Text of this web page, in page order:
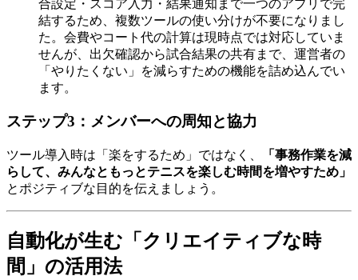
合設定・スコア入力・結果通知まで一つのアプリで完
結するため、複数ツールの使い分けが不要になりまし
た。会費やコート代の計算は現時点では対応していま
せんが、出欠確認から試合結果の共有まで、運営者の
「やりたくない」を減らすための機能を詰め込んでい
ます。
ステップ3：メンバーへの周知と協力
ツール導入時は「楽をするため」ではなく、
「事務作業を減
らして、みんなともっとテニスを楽しむ時間を増やすため」
とポジティブな目的を伝えましょう。
自動化が生む「クリエイティブな時
間」の活用法